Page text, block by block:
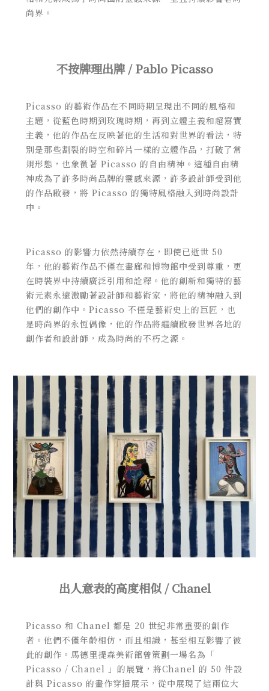
尚界。
不按牌理出牌 / Pablo Picasso
Picasso 的藝術作品在不同時期呈現出不同的風格和
主題，從藍色時期到玫瑰時期，再到立體主義和超寫實
主義，他的作品在反映著他的生活和對世界的看法，特
別是那些割裂的時空和碎片一樣的立體作品，打破了常
規形態，也象徵著 Picasso 的自由精神。這種自由精
神成為了許多時尚品牌的靈感來源，許多設計師受到他
的作品啟發，將 Picasso 的獨特風格融入到時尚設計
中。
Picasso 的影響力依然持續存在，即使已逝世 50
年，他的藝術作品不僅在畫廊和博物館中受到尊重，更
在時裝界中持續廣泛引用和詮釋。他的創新和獨特的藝
術元素永遠激勵著設計師和藝術家，將他的精神融入到
他們的創作中。Picasso 不僅是藝術史上的巨匠，也
是時尚界的永恆偶像，他的作品將繼續啟發世界各地的
創作者和設計師，成為時尚的不朽之源。
出人意表的高度相似 / Chanel
Picasso 和 Chanel 都是 20 世紀非常重要的創作
者。他們不僅年齡相仿，而且相識，甚至相互影響了彼
此的創作。馬德里提森美術館曾策劃一場名為「
Picasso / Chanel 」的展覽，將Chanel 的 50 件設
計與 Picasso 的畫作穿插展示，從中展現了這兩位大